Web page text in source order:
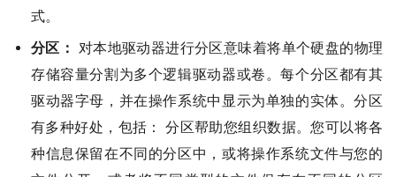
式。
分区： 对本地驱动器进行分区意味着将单个硬盘的物理
存储容量分割为多个逻辑驱动器或卷。每个分区都有其
驱动器字母，并在操作系统中显示为单独的实体。分区
有多种好处，包括： 分区帮助您组织数据。您可以将各
种信息保留在不同的分区中，或将操作系统文件与您的